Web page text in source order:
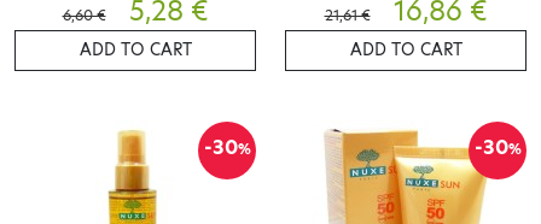
6,60 €
5,28 €
ADD TO CART
21,61 €
16,86 €
ADD TO CART
-30% -30%